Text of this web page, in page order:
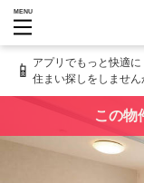
MENU
📱 アプリでもっと快適に
住まい探しをしません
この物